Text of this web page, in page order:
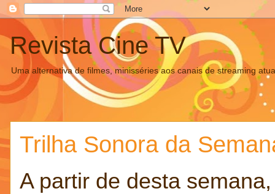
Revista Cine TV
Uma alternativa de filmes, minisséries aos canais de streaming
Trilha Sonora da
A partir de desta